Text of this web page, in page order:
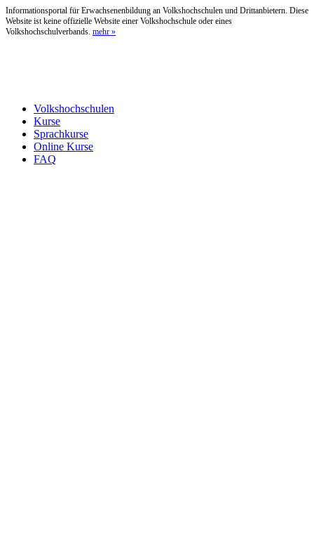
Informationsportal für Erwachsenenbildung an Volkshochschulen und Drittanbietern. Diese
Website ist keine offizielle Website einer Volkshochschule oder eines
Volkshochschulverbands. mehr »
Volkshochschulen
Kurse
Sprachkurse
Online Kurse
FAQ